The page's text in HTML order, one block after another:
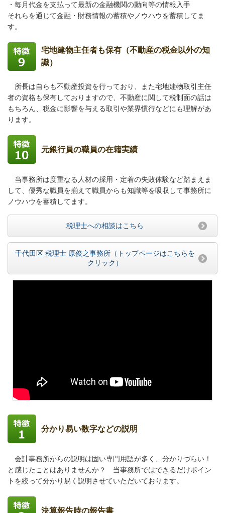
・毎月代金を支払って最新の金融機関の動向等の情報入手
それらを通じて金融・財務情報の蓄積やノウハウを蓄積してま
す。
宅地建物主任者も保有（不動産の税金以外の知
識）
所長は自らも不動産投資を行っており、また宅地建物取引主任
者の資格も保有しておりますので、不動産に関して税制面の話は
もちろん、税金に影響を与える取引や業界慣行などにも理解があ
ります。
元銀行員の職員の在籍実績
当事務所は度重なる人材の採用・定着の失敗体験など踏まえま
して、優秀な職員を揃えて職員からも知識等を吸収して事務所に
ノウハウを蓄積してます。
税理士への相談はこちら
千代田区 税理士 原俊之事務所（トップページはこちらを
クリック）
分かり易い数字などの説明
会計事務所からの説明は固い専門用語が多く、分かりづらい！
と感じたことはありませんか？
当事務所ではできるだけポイン
トを絞って分かり易く説明させていただいております。
決算報告時の報告書